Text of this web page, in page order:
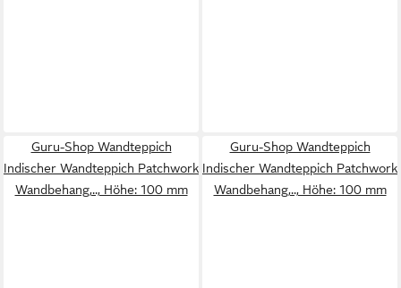
Guru-Shop Wandteppich
Indischer Wandteppich Patchwork
Wandbehang,.., Höhe: 100 mm
Guru-Shop Wandteppich
Indischer Wandteppich Patchwork
Wandbehang,.., Höhe: 100 mm